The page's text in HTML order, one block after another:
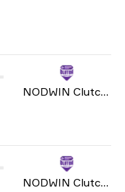
NODWIN Clutch Series: Season 3 2025
NODWIN Clutch Series: Season 3 2025